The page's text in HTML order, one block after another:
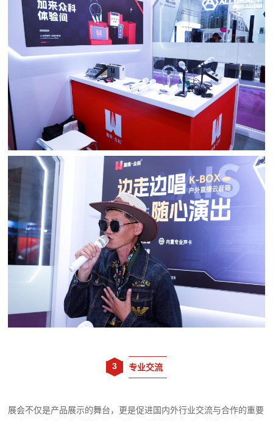
3 专业交流
展会不仅是产品展示的舞台，更是促进国内外行业交流与合作的重要